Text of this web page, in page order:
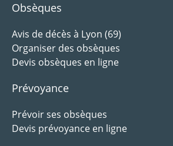
Obsèques
Avis de décès à Lyon (69)
Organiser des obsèques
Devis obsèques en ligne
Prévoyance
Prévoir ses obsèques
Devis prévoyance en ligne